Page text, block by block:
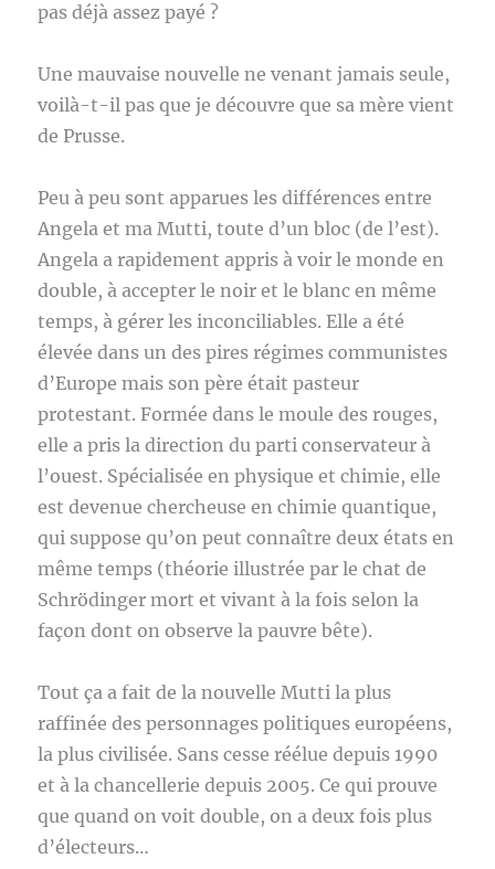
pas déjà assez payé ?
Une mauvaise nouvelle ne venant jamais seule,
voilà-t-il pas que je découvre que sa mère vient
de Prusse.
Peu à peu sont apparues les différences entre
Angela et ma Mutti, toute d’un bloc (de l’est).
Angela a rapidement appris à voir le monde en
double, à accepter le noir et le blanc en même
temps, à gérer les inconciliables. Elle a été
élevée dans un des pires régimes communistes
d’Europe mais son père était pasteur
protestant. Formée dans le moule des rouges,
elle a pris la direction du parti conservateur à
l’ouest. Spécialisée en physique et chimie, elle
est devenue chercheuse en chimie quantique,
qui suppose qu’on peut connaître deux états en
même temps (théorie illustrée par le chat de
Schrödinger mort et vivant à la fois selon la
façon dont on observe la pauvre bête).
Tout ça a fait de la nouvelle Mutti la plus
raffinée des personnages politiques européens,
la plus civilisée. Sans cesse réélue depuis 1990
et à la chancellerie depuis 2005. Ce qui prouve
que quand on voit double, on a deux fois plus
d’électeurs…